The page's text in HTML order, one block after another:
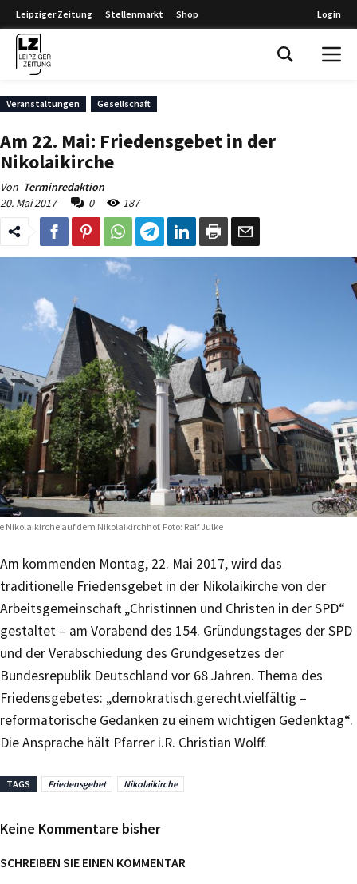
Leipziger Zeitung Stellenmarkt Shop Login
Veranstaltungen Gesellschaft
Am 22. Mai: Friedensgebet in der
Nikolaikirche
Von Terminredaktion
20. Mai 2017
0 187
Nikolaikirche auf dem Nikolaikirchhof. Foto: Ralf Julke
Am kommenden Montag, 22. Mai 2017, wird das
traditionelle Friedensgebet in der Nikolaikirche von der
Arbeitsgemeinschaft „Christinnen und Christen in der SPD“
gestaltet – am Vorabend des 154. Gründungstages der SPD
und der Verabschiedung des Grundgesetzes der
Bundesrepublik Deutschland vor 68 Jahren. Thema des
Friedensgebetes: „demokratisch.gerecht.vielfältig –
reformatorische Gedanken zu einem wichtigen Gedenktag“.
Die Ansprache hält Pfarrer i.R. Christian Wolff.
TAGS Friedensgebet Nikolaikirche
Keine Kommentare bisher
SCHREIBEN SIE EINEN KOMMENTAR